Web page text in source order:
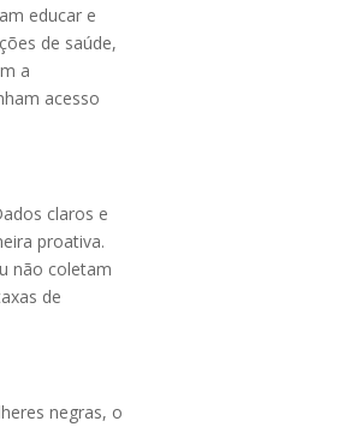
educar e
de saúde,
a
acesso
claros e
proativa.
não coletam
de
negras, o